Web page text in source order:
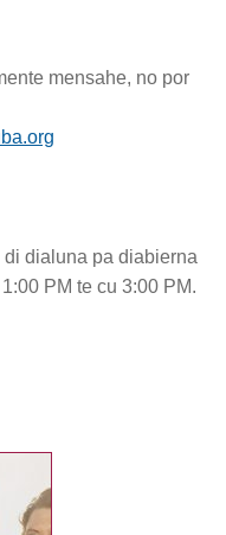
mensahe, no por
dialuna pa diabierna
PM te cu 3:00 PM.